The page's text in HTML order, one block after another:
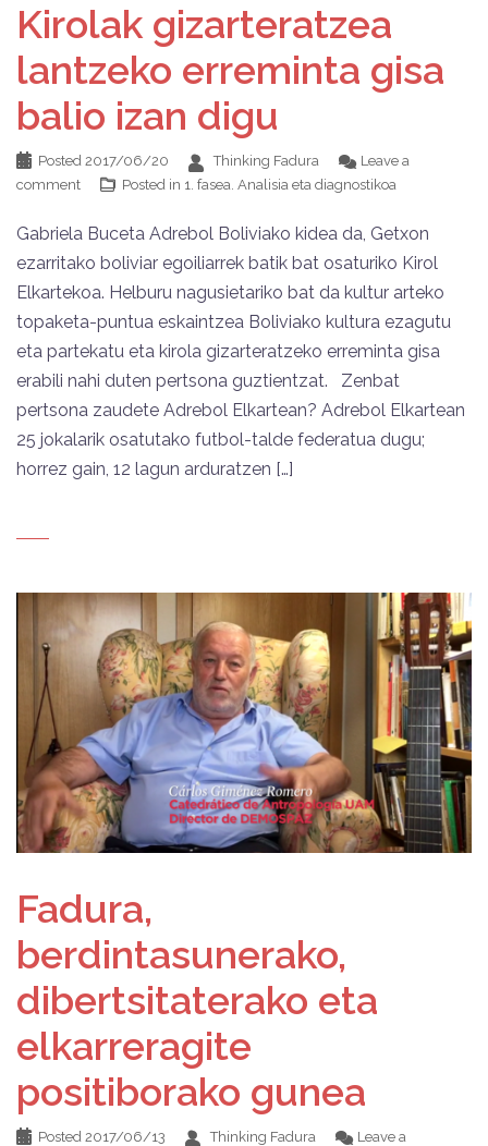
Kirolak gizarteratzea
lantzeko erreminta gisa
balio izan digu
Posted 2017/06/20 Thinking Fadura
Leave a
comment
Posted in 1. fasea. Analisia eta diagnostikoa
Gabriela Buceta Adrebol Boliviako kidea da, Getxon
ezarritako boliviar egoiliarrek batik bat osaturiko Kirol
Elkartekoa. Helburu nagusietariko bat da kultur arteko
topaketa-puntua eskaintzea Boliviako kultura ezagutu
eta partekatu eta kirola gizarteratzeko erreminta gisa
erabili nahi duten pertsona guztientzat. Zenbat
pertsona zaudete Adrebol Elkartean? Adrebol Elkartean
25 jokalarik osatutako futbol-talde federatua dugu;
horrez gain, 12 lagun arduratzen […]
Fadura,
berdintasunerako,
dibertsitaterako eta
elkarreragite
positiborako gunea
Posted 2017/06/13 Thinking Fadura Leave a